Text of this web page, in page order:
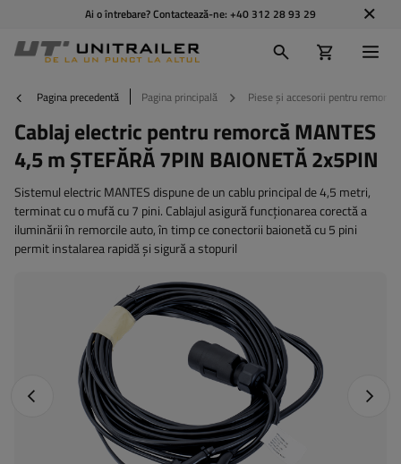
Ai o întrebare? Contactează-ne: +40 312 28 93 29
Pagina precedentă Pagina principală Piese și accesorii pentru remorci
Cablaj electric pentru remorcă MANTES
4,5 m ȘTEFĂRĂ 7PIN BAIONETĂ 2x5PIN
Sistemul electric MANTES dispune de un cablu principal de 4,5 metri,
terminat cu o mufă cu 7 pini. Cablajul asigură funcționarea corectă a
iluminării în remorcile auto, în timp ce conectorii baionetă cu 5 pini
permit instalarea rapidă și sigură a stopuril
Fotografia anterioară